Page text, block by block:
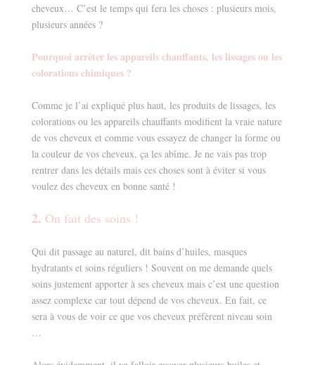
cheveux… C’est le temps qui fera les choses : plusieurs mois,
plusieurs années ?
Pourquoi arrêter les appareils chauffants, les lissages ou les
colorations chimiques ?
Comme je l’ai expliqué plus haut, les produits de lissages, les
colorations ou les appareils chauffants modifient la vraie nature
de vos cheveux et comme vous essayez de changer la forme ou
la couleur de vos cheveux, ça les abîme. Je ne vais pas trop
rentrer dans les détails mais ces choses sont à éviter si vous
voulez des cheveux en bonne santé !
2. On fait des soins !
Qui dit passage au naturel, dit bains d’huiles, masques
hydratants et soins réguliers ! Souvent on me demande quels
soins justement apporter à ses cheveux mais c’est une question
assez complexe car tout dépend de vos cheveux. En fait, ce
sera à vous de voir ce que vos cheveux préfèrent niveau soin
…